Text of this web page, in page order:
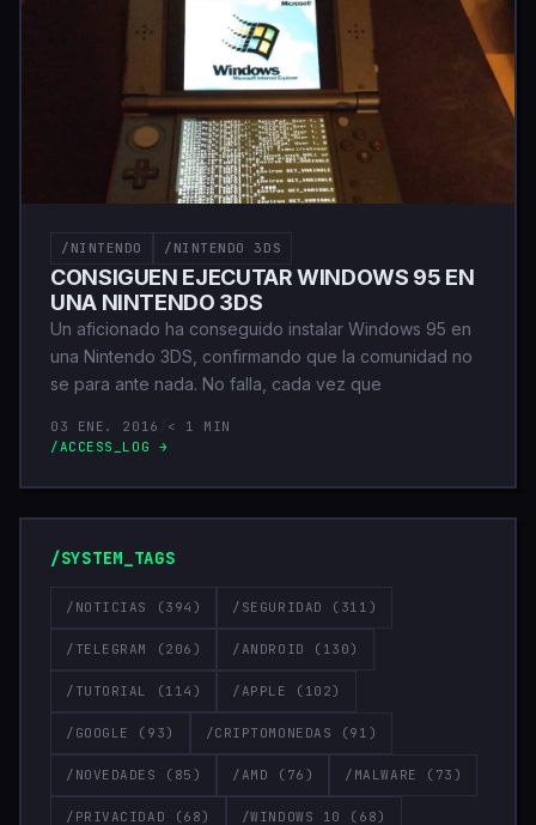
/NINTENDO /NINTENDO 3DS
CONSIGUEN EJECUTAR WINDOWS 95 EN
UNA NINTENDO 3DS
Un aficionado ha conseguido instalar Windows 95 en
una Nintendo 3DS, confirmando que la comunidad no
se para ante nada. No falla, cada vez que
03 ENE. 2016
< 1 MIN
/ACCESS_LOG →
/SYSTEM_TAGS
/NOTICIAS (394) /SEGURIDAD (311)
/TELEGRAM (206) /ANDROID (130)
/TUTORIAL (114) /APPLE (102)
/GOOGLE (93) /CRIPTOMONEDAS (91)
/NOVEDADES (85) /AMD (76) /MALWARE (73)
/PRIVACIDAD (68) /WINDOWS 10 (68)